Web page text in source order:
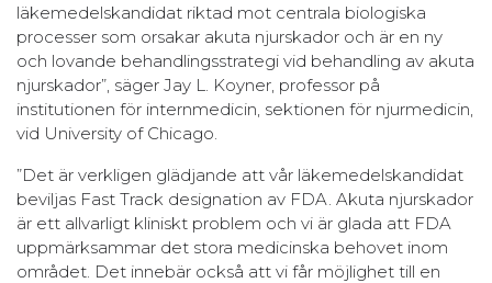
läkemedelskandidat riktad mot centrala biologiska
processer som orsakar akuta njurskador och är en ny
och lovande behandlingsstrategi vid behandling av akuta
njurskador”, säger Jay L. Koyner, professor på
institutionen för internmedicin, sektionen för njurmedicin,
vid University of Chicago.
”Det är verkligen glädjande att vår läkemedelskandidat
beviljas Fast Track designation av FDA. Akuta njurskador
är ett allvarligt kliniskt problem och vi är glada att FDA
uppmärksammar det stora medicinska behovet inom
området. Det innebär också att vi får möjlighet till en